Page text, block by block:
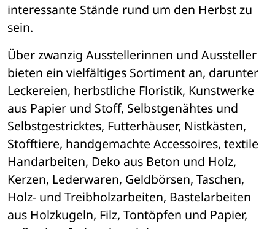
interessante Stände rund um den Herbst zu
sein.
Über zwanzig Ausstellerinnen und Aussteller
bieten ein vielfältiges Sortiment an, darunter
Leckereien, herbstliche Floristik, Kunstwerke
aus Papier und Stoff, Selbstgenähtes und
Selbstgestricktes, Futterhäuser, Nistkästen,
Stofftiere, handgemachte Accessoires, textile
Handarbeiten, Deko aus Beton und Holz,
Kerzen, Lederwaren, Geldbörsen, Taschen,
Holz- und Treibholzarbeiten, Bastelarbeiten
aus Holzkugeln, Filz, Tontöpfen und Papier,